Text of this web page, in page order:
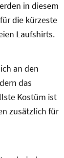
in diesem
die kürzeste
Laufshirts.
an den
das
Kostüm ist
zusätzlich für